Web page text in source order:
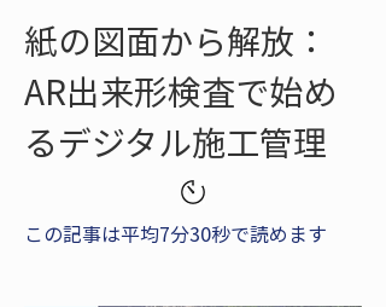
紙の図面から解放：
AR出来形検査で始め
るデジタル施工管理
この記事は平均7分30秒で読めます